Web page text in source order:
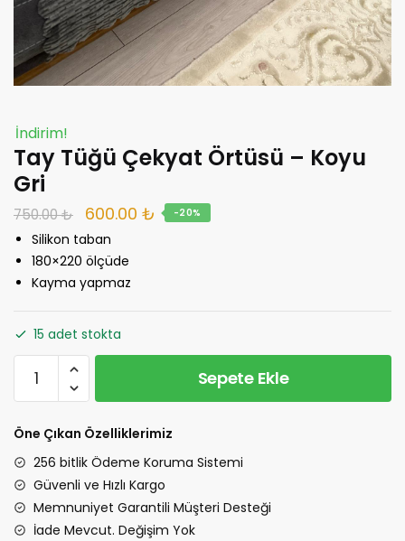
İndirim!
Tay Tüğü Çekyat Örtüsü – Koyu
Gri
750.00₺
Orijinal
fiyat:
750.00 ₺.
600.00 ₺ Şu
-20%
Silikon taban
180×220 ölçüde
Kayma yapmaz
15 adet stokta
Tüğü
Örtüsü
Koyu
Gri
adet
Sepete Ekle
Öne Çıkan Özelliklerimiz
256 bitlik Ödeme Koruma Sistemi
Güvenli ve Hızlı Kargo
Memnuniyet Garantili Müşteri Desteği
İade Mevcut. Değişim Yok